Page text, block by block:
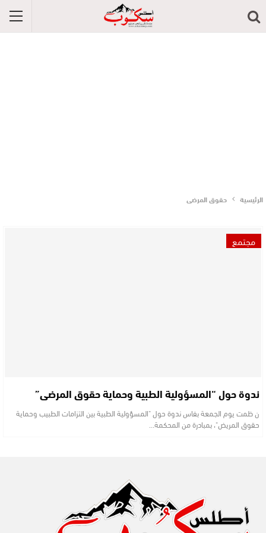
الرئيسية حقوق المرضى
مجتمع
ندوة حول “المسؤولية الطبية وحماية حقوق المرضى”
ن ظمت يوم الجمعة بفاس ندوة حول "المسؤولية الطبية بين التزامات الطبيب وحماية
حقوق المريض"، بمبادرة من المحكمة…